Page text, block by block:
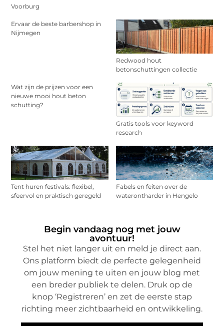
Voorburg
Ervaar de beste barbershop in
Nijmegen
Redwood hout
betonschuttingen collectie
Wat zijn de prijzen voor een
nieuwe mooi hout beton
schutting?
Gratis tools voor keyword
research
Tent huren festivals: flexibel,
sfeervol en praktisch geregeld
Fabels en feiten over de
waterontharder in Hengelo
Begin vandaag nog met jouw
avontuur!
Stel het niet langer uit en meld je direct aan.
Ons platform biedt de perfecte gelegenheid
om jouw mening te uiten en jouw blog met
een breder publiek te delen. Druk op de
knop ‘Registreren’ en zet de eerste stap
richting meer zichtbaarheid en ontwikkeling.